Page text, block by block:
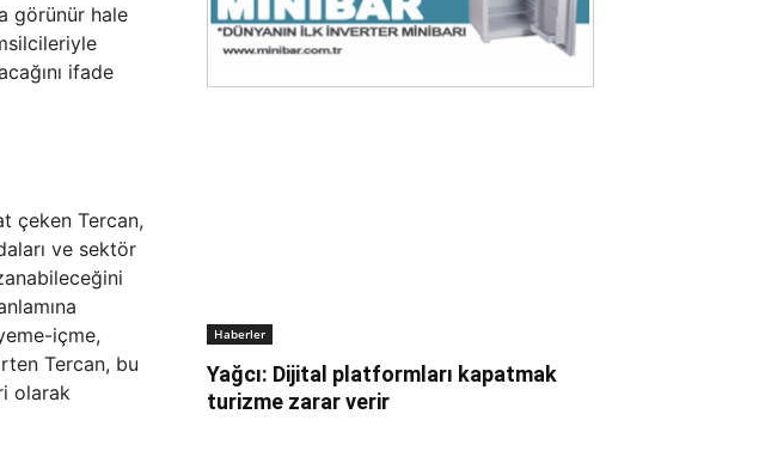
görünür hale
ifade
çeken Tercan,
ve sektör
içme,
Tercan, bu
olarak
Haberler
Yağcı: Dijital platformları kapatmak
turizme zarar verir